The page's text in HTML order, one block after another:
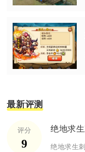
最新评测
评分
9